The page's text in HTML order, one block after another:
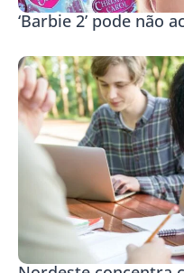
‘Barbie 2’ pode não